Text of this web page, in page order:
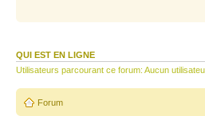
QUI EST EN LIGNE
Utilisateurs parcourant ce forum: Aucun
Forum